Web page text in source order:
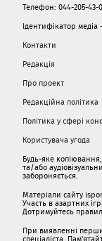
Телефон: 044-205-43-
Ідентифікатор медіа
Контакти
Редакція
Про проект
Редакційна політика
Політика у сфері
Користувача угода
Будь-яке
та/або
забороняється.
Матеріали сайту
Участь в азартних
Дотримуйтесь
При виявленні
спеціаліста.